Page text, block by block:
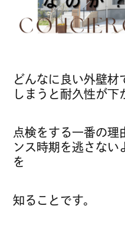
どんなに良い外壁材
しまうと耐久性が下
点検をする一番の理
ンス時期を逃さない
を
知ることです。